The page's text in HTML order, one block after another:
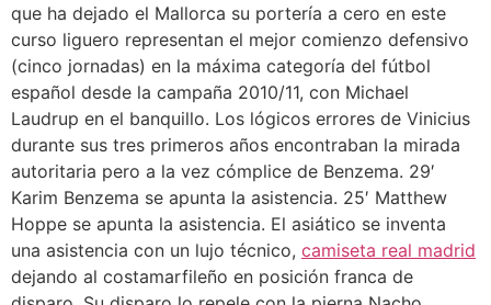
que ha dejado el Mallorca su portería a cero en este
curso liguero representan el mejor comienzo defensivo
(cinco jornadas) en la máxima categoría del fútbol
español desde la campaña 2010/11, con Michael
Laudrup en el banquillo. Los lógicos errores de Vinicius
durante sus tres primeros años encontraban la mirada
autoritaria pero a la vez cómplice de Benzema. 29′
Karim Benzema se apunta la asistencia. 25′ Matthew
Hoppe se apunta la asistencia. El asiático se inventa
una asistencia con un lujo técnico, camiseta real madrid
dejando al costamarfileño en posición franca de